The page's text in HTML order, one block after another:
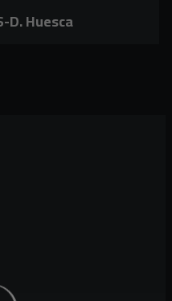
D. Huesca